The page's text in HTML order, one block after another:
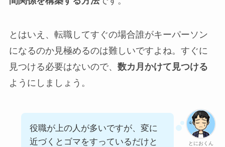
とはいえ、転職してすぐの場合誰がキーパーソン
になるのか見極めるのは難しいですよね。すぐに
見つける必要はないので、 数カ月かけて見つける
ようにしましょう。
とにおくん
役職が上の人が多いですが、変に
近づくとゴマをすっているだけと